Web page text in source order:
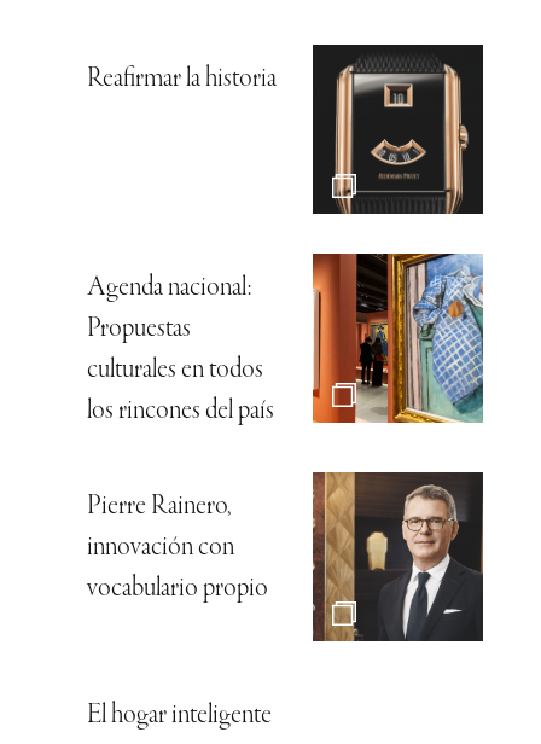
Reafirmar la historia
Agenda nacional:
Propuestas
culturales en todos
los rincones del país
Pierre Rainero,
innovación con
vocabulario propio
El hogar inteligente